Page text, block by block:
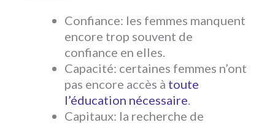
Confiance: les femmes manquent
encore trop souvent de
confiance en elles.
Capacité: certaines femmes n’ont
pas encore accès à toute
l’éducation nécessaire.
Capitaux: la recherche de